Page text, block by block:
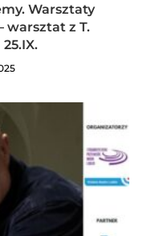
Warsztaty
warsztat z T.